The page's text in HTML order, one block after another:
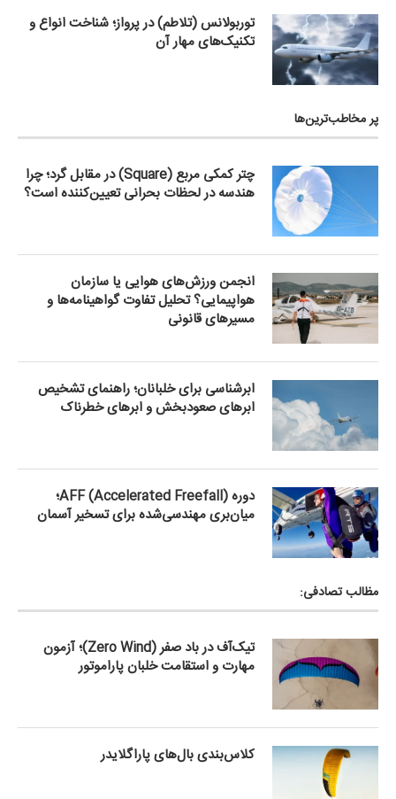
توربولانس (تلاطم) در پرواز؛ شناخت انواع و
تکنیک‌های مهار آن
پر مخاطب‌ترین‌ها
چتر کمکی مربع (Square) در مقابل گرد؛ چرا
هندسه در لحظات بحرانی تعیین‌کننده است؟
انجمن ورزش‌های هوایی یا سازمان
هواپیمایی؟ تحلیل تفاوت گواهینامه‌ها و
مسیرهای قانونی
ابرشناسی برای خلبانان؛ راهنمای تشخیص
ابرهای صعودبخش و ابرهای خطرناک
دوره AFF (Accelerated Freefall)؛
میان‌بری مهندسی‌شده برای تسخیر آسمان
مظالب تصادفی:
تیک‌آف در باد صفر (Zero Wind)؛ آزمون
مهارت و استقامت خلبان پاراموتور
کلاس‌بندی بال‌های پاراگلایدر